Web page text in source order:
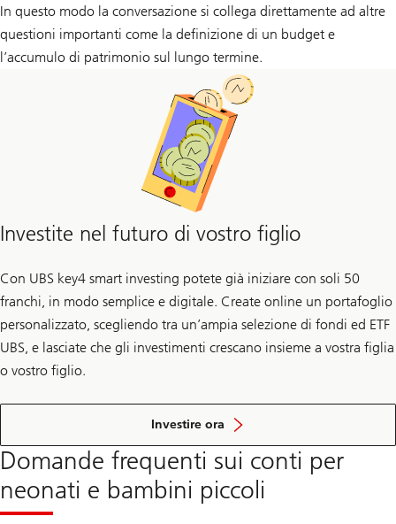
In questo modo la conversazione si collega direttamente ad altre
questioni importanti come la definizione di un budget e
l’accumulo di patrimonio sul lungo termine.
Investite nel futuro di vostro figlio
Con UBS key4 smart investing potete già iniziare con soli 50
franchi, in modo semplice e digitale. Create online un portafoglio
personalizzato, scegliendo tra un’ampia selezione di fondi ed ETF
UBS, e lasciate che gli investimenti crescano insieme a vostra figlia
o vostro figlio.
Investire ora
con
investing
Domande frequenti sui conti per
neonati e bambini piccoli